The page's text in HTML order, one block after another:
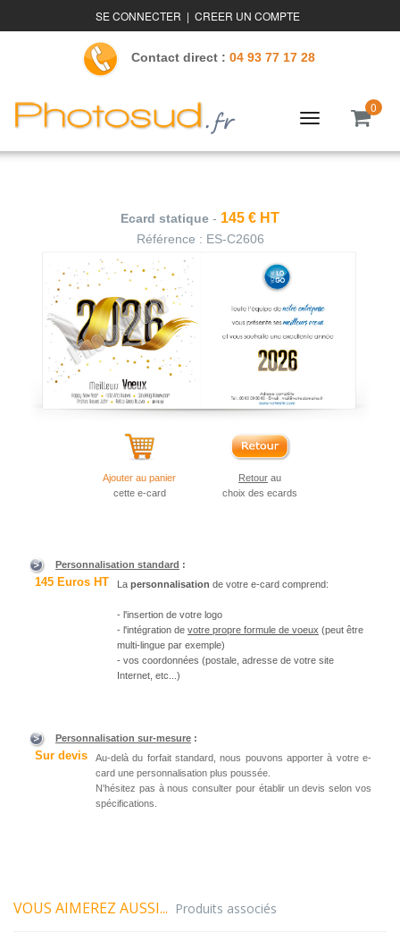
SE CONNECTER | CREER UN COMPTE
Contact direct : 04 93 77 17 28
Toggle
navigation
0
Ecard statique - 145 € HT
Référence : ES-C2606
Ajouter au panier
cette e-card
Retour au
choix des ecards
Personnalisation standard :
145 Euros HT La personnalisation de votre e-card comprend:
- l'insertion de votre logo
- l'intégration de votre propre formule de voeux (peut être
multi-lingue par exemple)
- vos coordonnées (postale, adresse de votre site
Internet, etc...)
Personnalisation sur-mesure :
Sur devis Au-delàdu forfait standard, nous pouvons apporter à votre e-
card une personnalisation plus poussée.
N'hésitez pas à nous consulter pour établir un devis selon vos
spécifications.
VOUS AIMEREZ AUSSI... Produits associés